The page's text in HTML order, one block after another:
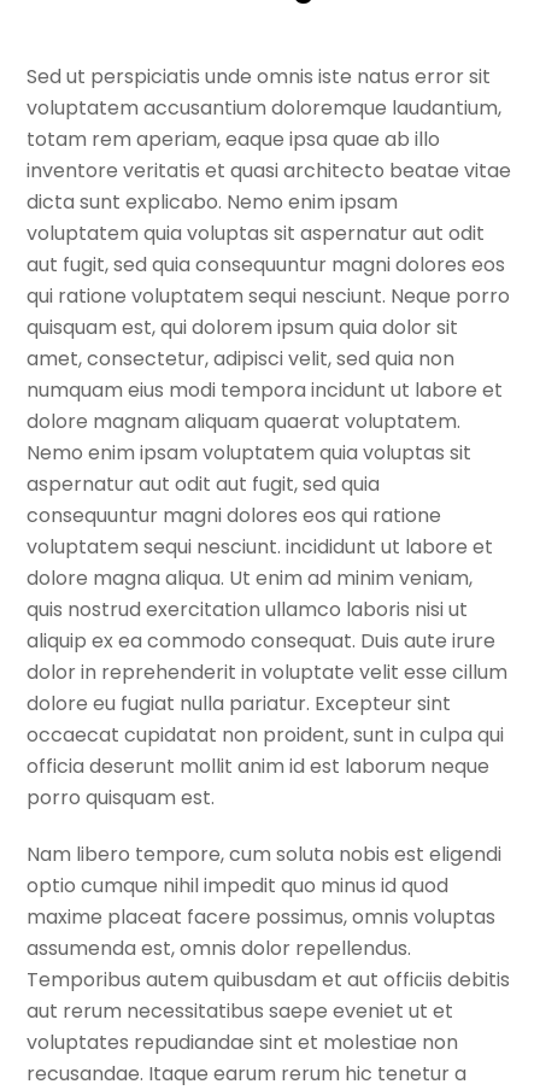
Sed ut perspiciatis unde omnis iste natus error sit
voluptatem accusantium doloremque laudantium,
totam rem aperiam, eaque ipsa quae ab illo
inventore veritatis et quasi architecto beatae vitae
dicta sunt explicabo. Nemo enim ipsam
voluptatem quia voluptas sit aspernatur aut odit
aut fugit, sed quia consequuntur magni dolores eos
qui ratione voluptatem sequi nesciunt. Neque porro
quisquam est, qui dolorem ipsum quia dolor sit
amet, consectetur, adipisci velit, sed quia non
numquam eius modi tempora incidunt ut labore et
dolore magnam aliquam quaerat voluptatem.
Nemo enim ipsam voluptatem quia voluptas sit
aspernatur aut odit aut fugit, sed quia
consequuntur magni dolores eos qui ratione
voluptatem sequi nesciunt. incididunt ut labore et
dolore magna aliqua. Ut enim ad minim veniam,
quis nostrud exercitation ullamco laboris nisi ut
aliquip ex ea commodo consequat. Duis aute irure
dolor in reprehenderit in voluptate velit esse cillum
dolore eu fugiat nulla pariatur. Excepteur sint
occaecat cupidatat non proident, sunt in culpa qui
officia deserunt mollit anim id est laborum neque
porro quisquam est.
Nam libero tempore, cum soluta nobis est eligendi
optio cumque nihil impedit quo minus id quod
maxime placeat facere possimus, omnis voluptas
assumenda est, omnis dolor repellendus.
Temporibus autem quibusdam et aut officiis debitis
aut rerum necessitatibus saepe eveniet ut et
voluptates repudiandae sint et molestiae non
recusandae. Itaque earum rerum hic tenetur a